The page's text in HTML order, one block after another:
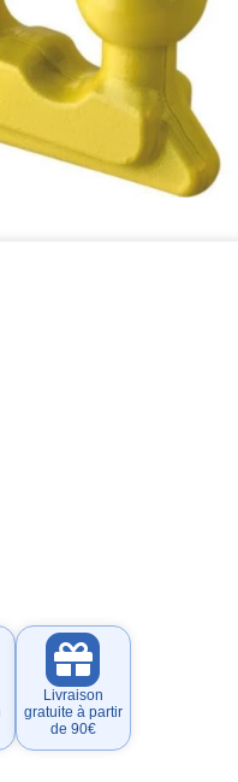
Livraison
gratuite à partir
de 90€